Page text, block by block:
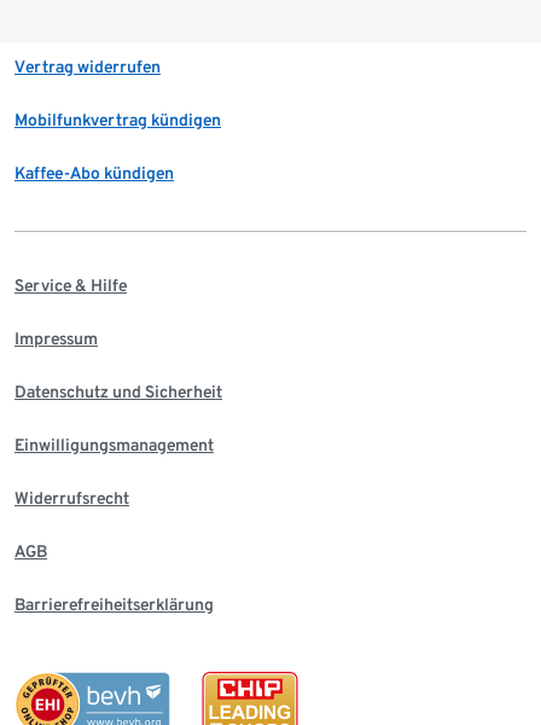
Vertrag widerrufen
Mobilfunkvertrag kündigen
Kaffee-Abo kündigen
Service & Hilfe
Impressum
Datenschutz und Sicherheit
Einwilligungsmanagement
Widerrufsrecht
AGB
Barrierefreiheitserklärung